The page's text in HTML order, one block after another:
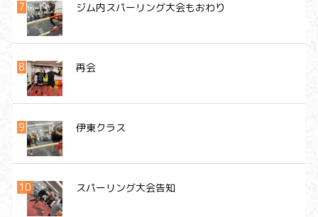
ジム内スパーリング大会もおわり
再会
伊東クラス
スパーリング大会告知